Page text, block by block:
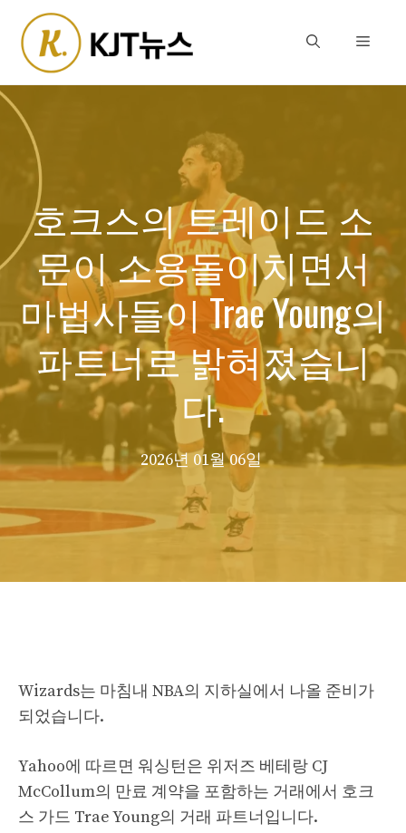
content
Menu
호크스의 트레이드 소
문이 소용돌이치면서
마법사들이 Trae Young의
파트너로 밝혀졌습니
다.
2026년 01월 06일
Wizards는 마침내 NBA의 지하실에서 나올 준비가
되었습니다.
Yahoo에 따르면 워싱턴은 위저즈 베테랑 CJ
McCollum의 만료 계약을 포함하는 거래에서 호크
스 가드 Trae Young의 거래 파트너입니다.